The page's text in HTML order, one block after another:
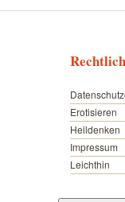
Erotisieren
Heildenken
Impressum
Leichthin